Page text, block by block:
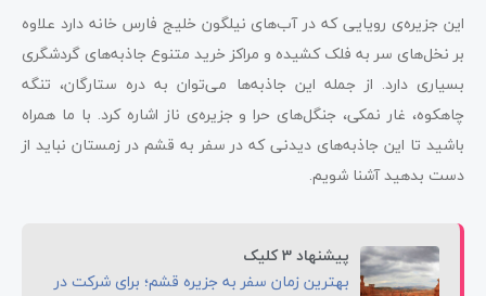
این جزیره‌ی رویایی که در آب‌های نیلگون خلیج فارس خانه دارد علاوه
بر نخل‌های سر به فلک کشیده و مراکز خرید متنوع جاذبه‌های گردشگری
بسیاری دارد. از جمله این جاذبه‌ها می‌توان به دره ستارگان، تنگه
چاهکوه، غار نمکی، جنگل‌های حرا و جزیره‌ی ناز اشاره کرد. با ما همراه
باشید تا این جاذبه‌های دیدنی که در سفر به قشم در زمستان نباید از
دست بدهید آشنا شویم.
پیشنهاد 3 کلیک
بهترین زمان سفر به جزیره قشم؛ برای شرکت در